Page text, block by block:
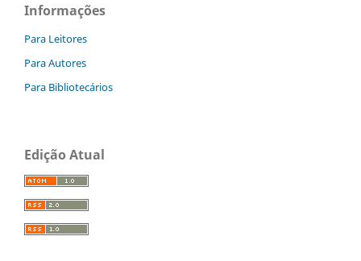
Informações
Para Leitores
Para Autores
Para Bibliotecários
Edição Atual